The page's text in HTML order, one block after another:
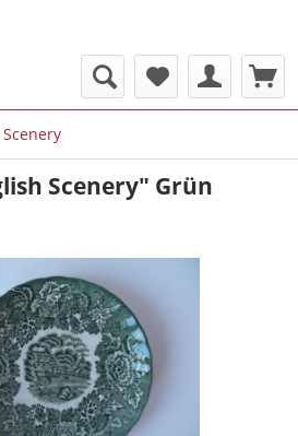
Scenery" Grün